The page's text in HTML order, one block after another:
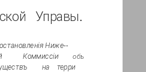
Управы.
Ниже--
Коммиссіи объ
на терри­